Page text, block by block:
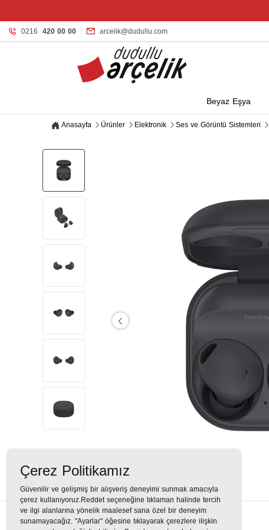
0216 420 00 00 arcelik@dudullu.com
Beyaz Eşya
Anasayfa Ürünler Elektronik Ses ve Görüntü Sistemleri
Çerez Politikamız
Güvenilir ve gelişmiş bir alışveriş deneyimi sunmak amacıyla
çerez kullanıyoruz.Reddet seçeneğine tıklaman halinde tercih
ve ilgi alanlarına yönelik maalesef sana özel bir deneyim
sunamayacağız. "Ayarlar" öğesine tıklayarak çerezlere ilişkin